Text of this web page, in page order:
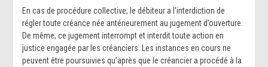
En cas de procédure collective, le débiteur a l’interdiction de
régler toute créance née antérieurement au jugement d’ouverture.
De même, ce jugement interrompt et interdit toute action en
justice engagée par les créanciers. Les instances en cours ne
peuvent être poursuivies qu’après que le créancier a procédé à la